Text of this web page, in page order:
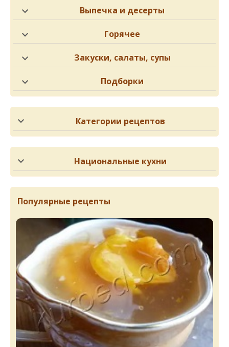
Выпечка и десерты
Горячее
Закуски, салаты, супы
Подборки
Категории рецептов
Национальные кухни
Популярные рецепты